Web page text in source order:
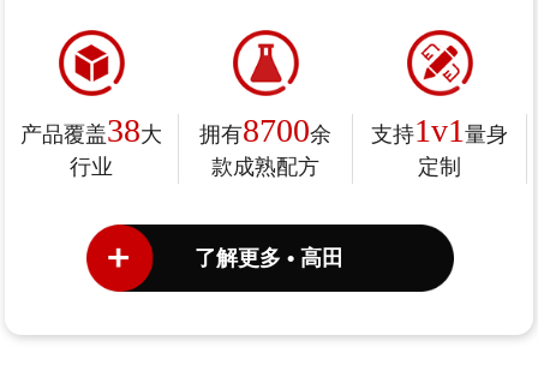
产品覆盖38大
行业
拥有8700余
款成熟配方
支持1v1 量身
定制
了解更多 • 高田